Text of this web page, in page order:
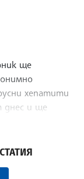
ще
хепатити
днес и ще